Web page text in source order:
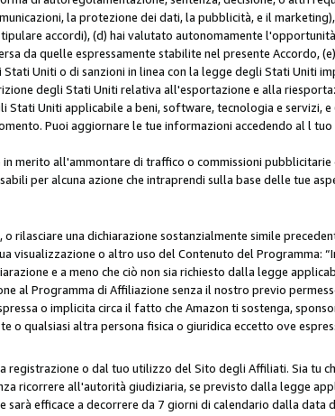
la protezione dei dati, la pubblicità, e il
accordi), (d) hai valutato autonomamente
da quelle espressamente stabilite nel presente Accordo,
Uniti o di sanzioni in linea con la legge degli Stati Uniti
degli Stati Uniti relativa all'esportazione e alla
Uniti applicabile a beni, software, tecnologia e servizi,
Puoi aggiornare le tue informazioni accedendo al l
in merito all'ammontare di traffico o commissioni
per alcuna azione che intraprendi sulla base delle tue
rilasciare una dichiarazione sostanzialmente simile
visualizzazione o altro uso del Contenuto del Programma:
e a meno che ciò non sia richiesto dalla legge
al Programma di Affiliazione senza il nostro previo
o implicita circa il fatto che Amazon ti sostenga,
qualsiasi altra persona fisica o giuridica eccetto ove
o dal tuo utilizzo del Sito degli Affiliati. Sia tu
ricorrere all'autorità giudiziaria, se previsto dalla legge
sarà efficace a decorrere da 7 giorni di calendario dalla